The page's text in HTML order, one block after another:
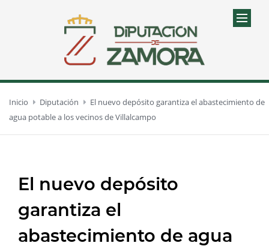
Inicio Diputación
El nuevo depósito garantiza el abastecimiento de
agua potable a los vecinos de Villalcampo
El nuevo depósito
garantiza el
abastecimiento de agua